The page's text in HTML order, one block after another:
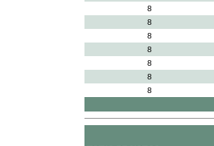
8
8
8
8
8
8
8